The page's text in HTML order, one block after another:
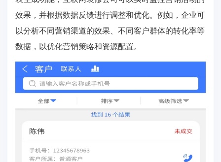
效果，并根据数据反馈进行调整和优化。例如，企业可
以分析不同营销渠道的效果、不同客户群体的转化率等
数据，以优化营销策略和资源配置。